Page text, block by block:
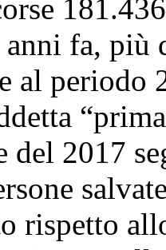
anni fa,
al periodo
del 2017
rispetto